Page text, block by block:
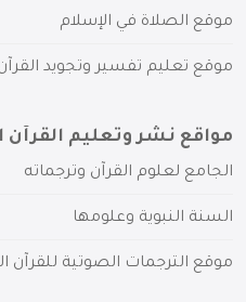
موقع الصلاة في الإسلام
موقع تعليم تفسير وتجويد
مواقع نشر وتعليم القرآن
الجامع لعلوم القرآن وترجماته
السنة النبوية وعلومها
موقع الترجمات الصوتية للقرآن